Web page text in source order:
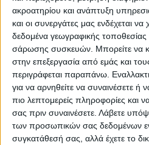
ακροατηρίου και ανάπτυξη
και οι συνεργάτες μας ενδέχεται
δεδομένα γεωγραφικής
σάρωσης συσκευών. Μπορείτε να
στην επεξεργασία από εμάς και
περιγράφεται παραπάνω.
για να αρνηθείτε να συναινέσετε
πιο λεπτομερείς πληροφορίες και
σας πριν συναινέσετε. Λάβετε
των προσωπικών σας δεδομένων
συγκατάθεσή σας, αλλά έχετε το
Ακόμα και αν μιλάμε για
ανάγκες μεταβάλλονται
αλλά και τον τρόπο ζωής.
Ήρθε, λοιπόν, η ώρα
διατροφικά σημεία-
δεκαετίες στη ζωή μιας
πού χρειάζεται να
σας!